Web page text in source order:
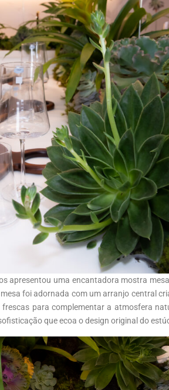
apresentou uma encantadora mostra
foi adornada com um arranjo central
para complementar a atmosfera
que ecoa o design original do